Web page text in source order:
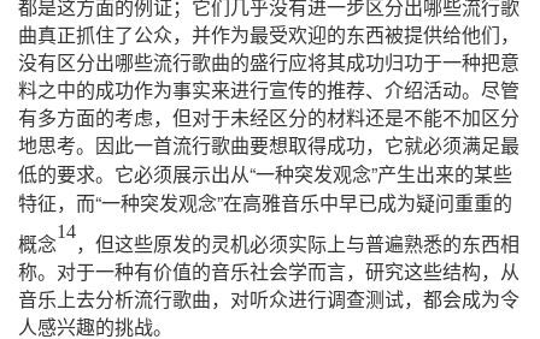
都是这方面的例证；它们几乎没有进一步区分出哪些流行歌
曲真正抓住了公众，并作为最受欢迎的东西被提供给他们，
没有区分出哪些流行歌曲的盛行应将其成功归功于一种把意
料之中的成功作为事实来进行宣传的推荐、介绍活动。尽管
有多方面的考虑，但对于未经区分的材料还是不能不加区分
地思考。因此一首流行歌曲要想取得成功，它就必须满足最
低的要求。它必须展示出从“一种突发观念”产生出来的某些
特征，而“一种突发观念”在高雅音乐中早已成为疑问重重的
概念
14
，但这些原发的灵机必须实际上与普遍熟悉的东西相
称。对于一种有价值的音乐社会学而言，研究这些结构，从
音乐上去分析流行歌曲，对听众进行调查测试，都会成为令
人感兴趣的挑战。